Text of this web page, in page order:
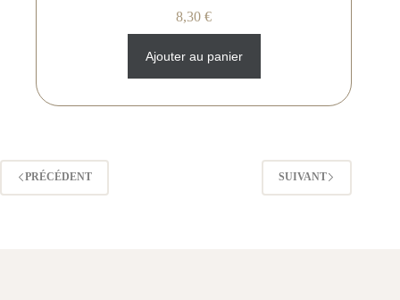
8,30€
Ajouter au panier
PRÉCÉDENT SUIVANT